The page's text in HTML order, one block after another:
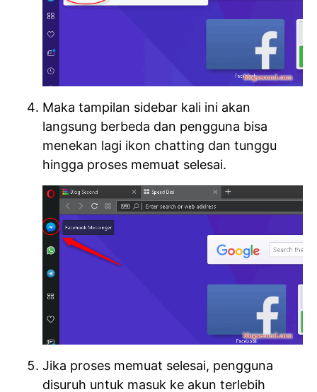
Maka tampilan sidebar kali ini akan
langsung berbeda dan pengguna bisa
menekan lagi ikon chatting dan tunggu
hingga proses memuat selesai.
Jika proses memuat selesai, pengguna
disuruh untuk masuk ke akun terlebih